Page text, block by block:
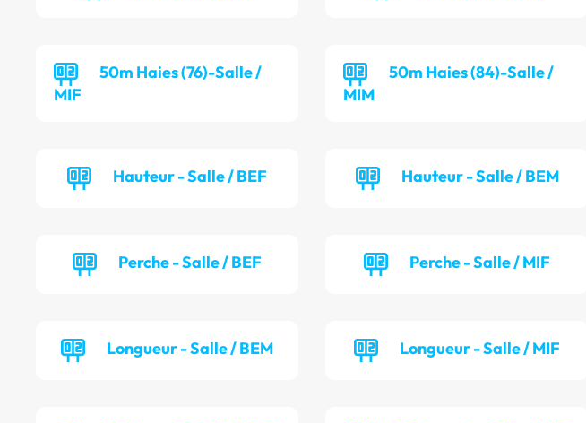
50m Haies (76)-Salle /
MIF
50m Haies (84)-Salle /
MIM
Hauteur - Salle / BEF Hauteur - Salle / BEM
Perche - Salle / BEF Perche - Salle / MIF
Longueur - Salle / BEM Longueur - Salle / MIF